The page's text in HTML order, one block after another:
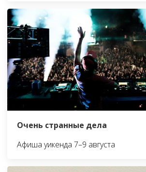
Очень странные дела
Афиша уикенда 7–9 августа